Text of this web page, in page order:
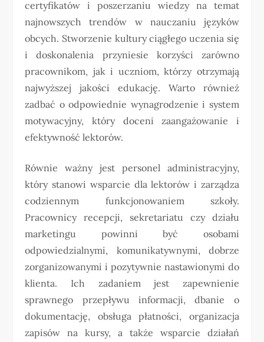
certyfikatów i poszerzaniu wiedzy na temat
najnowszych trendów w nauczaniu języków
obcych. Stworzenie kultury ciągłego uczenia się
i doskonalenia przyniesie korzyści zarówno
pracownikom, jak i uczniom, którzy otrzymają
najwyższej jakości edukację. Warto również
zadbać o odpowiednie wynagrodzenie i system
motywacyjny, który doceni zaangażowanie i
efektywność lektorów.
Równie ważny jest personel administracyjny,
który stanowi wsparcie dla lektorów i zarządza
codziennym funkcjonowaniem szkoły.
Pracownicy recepcji, sekretariatu czy działu
marketingu powinni być osobami
odpowiedzialnymi, komunikatywnymi, dobrze
zorganizowanymi i pozytywnie nastawionymi do
klienta. Ich zadaniem jest zapewnienie
sprawnego przepływu informacji, dbanie o
dokumentację, obsługa płatności, organizacja
zapisów na kursy, a także wsparcie działań